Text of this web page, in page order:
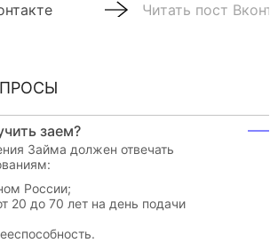
Читать пост
заем?
Займа должен отвечать
России;
20 до 70 лет на день подачи